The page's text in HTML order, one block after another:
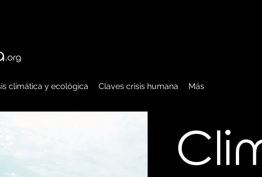
climática y ecológica Claves crisis humana Más
C